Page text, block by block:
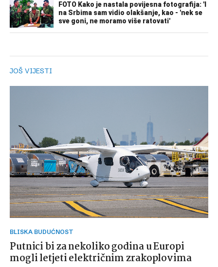
JOŠ VIJESTI
BLISKA BUDUĆNOST
Putnici bi za nekoliko godina u Europi
mogli letjeti električnim zrakoplovima